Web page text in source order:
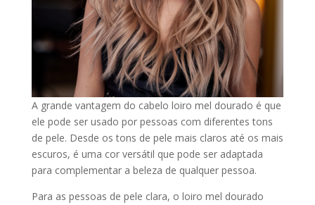
A grande vantagem do cabelo loiro mel dourado é que
ele pode ser usado por pessoas com diferentes tons
de pele. Desde os tons de pele mais claros até os mais
escuros, é uma cor versátil que pode ser adaptada
para complementar a beleza de qualquer pessoa.
Para as pessoas de pele clara, o loiro mel dourado